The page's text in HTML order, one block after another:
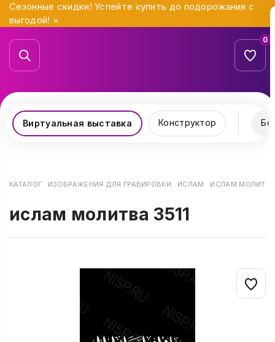
Сезонные скидки! Успейте купить до подорожания с
выгодой! ×
0
Виртуальная выставка Конструктор
КАТАЛОГ ИЗОБРАЖЕНИЯ ДЛЯ ГРАВИРОВКИ ИСЛАМ ИСЛАМ МОЛИТВА
ислам молитва 3511